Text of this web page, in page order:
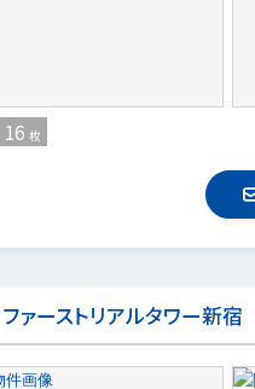
16 枚
ファーストリアルタワー新宿